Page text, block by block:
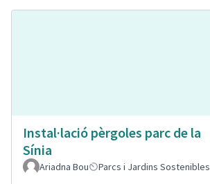
Instal·lació pèrgoles parc de la
Sínia
Ariadna Bou Parcs i Jardins Sostenibles